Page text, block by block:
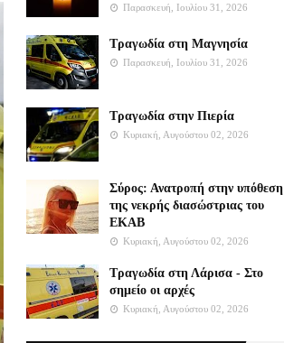
Παρασκευή, Ιουλίου 31, 2026
Τραγωδία στη Μαγνησία
Παρασκευή, Ιουλίου 31, 2026
Τραγωδία στην Πιερία
Κυριακή, Αυγούστου 02, 2026
Σύρος: Ανατροπή στην υπόθεση
της νεκρής διασώστριας του
ΕΚΑΒ
Κυριακή, Αυγούστου 02, 2026
Τραγωδία στη Λάρισα - Στο
σημείο οι αρχές
Κυριακή, Αυγούστου 02, 2026